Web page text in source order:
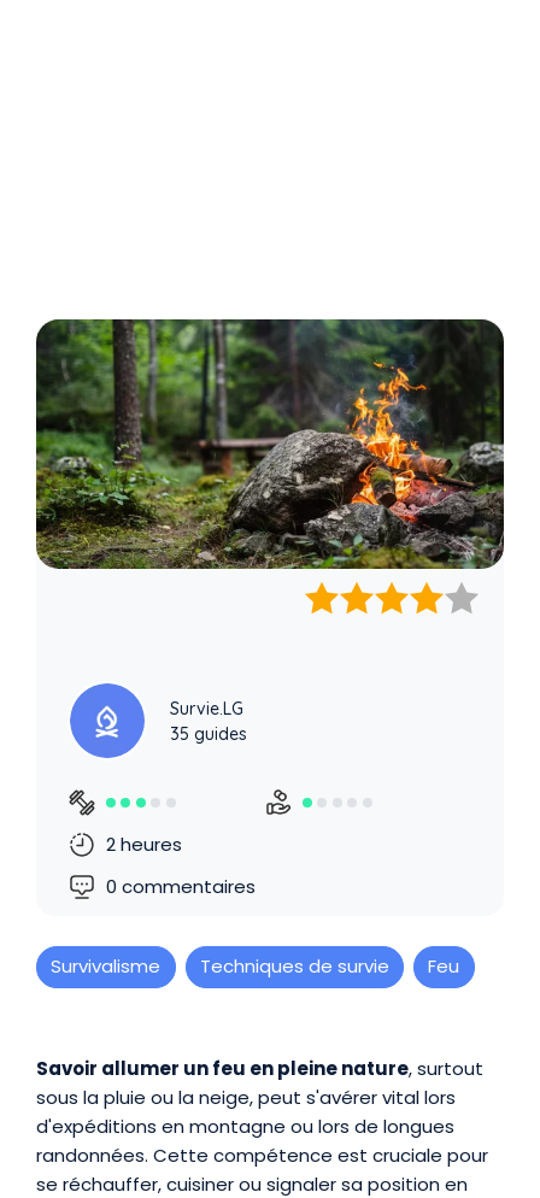
Image
Survie.LG
35 guides
2 heures
0 commentaires
Survivalisme Techniques de survie Feu
Présentation
Savoir allumer un feu en pleine nature, surtout
sous la pluie ou la neige, peut s'avérer vital lors
d'expéditions en montagne ou lors de longues
randonnées. Cette compétence est cruciale pour
se réchauffer, cuisiner ou signaler sa position en